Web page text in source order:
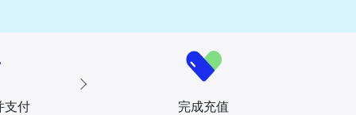
支付 完成充值